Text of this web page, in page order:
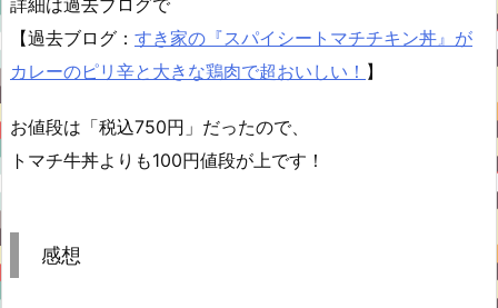
【過去ブログ： すき家の『スパイシートマチチキン丼』が
カレーのピリ辛と大きな鶏肉で超おいしい！ 】
お値段は「税込750円」だったので、
トマチ牛丼よりも100円値段が上です！
感想